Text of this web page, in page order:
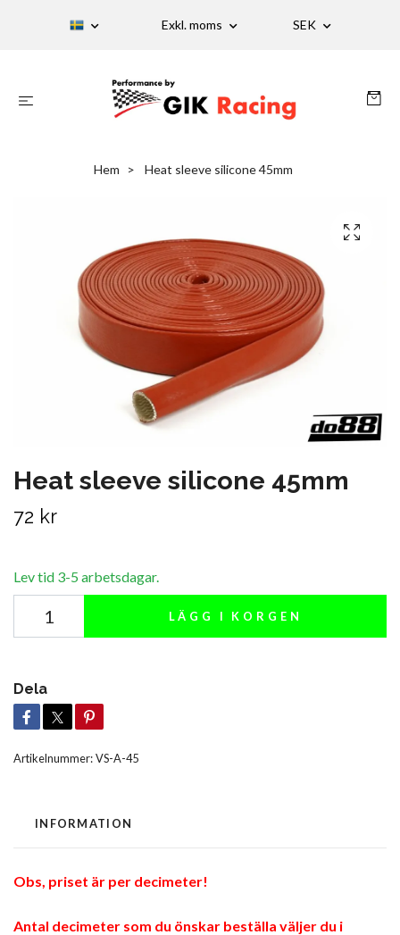
Exkl. moms SEK
Hem Heat sleeve silicone 45mm
Heat sleeve silicone 45mm
72 kr
Lev tid 3-5 arbetsdagar.
LÄGG I KORGEN
Dela
Artikelnummer:VS-A-45
INFORMATION
Obs, priset är per decimeter!
Antal decimeter som du önskar beställa väljer du i